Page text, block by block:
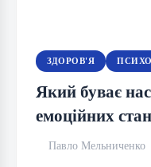
ЗДОРОВ'Я
Який буває
емоційних
Павло Мельниченко